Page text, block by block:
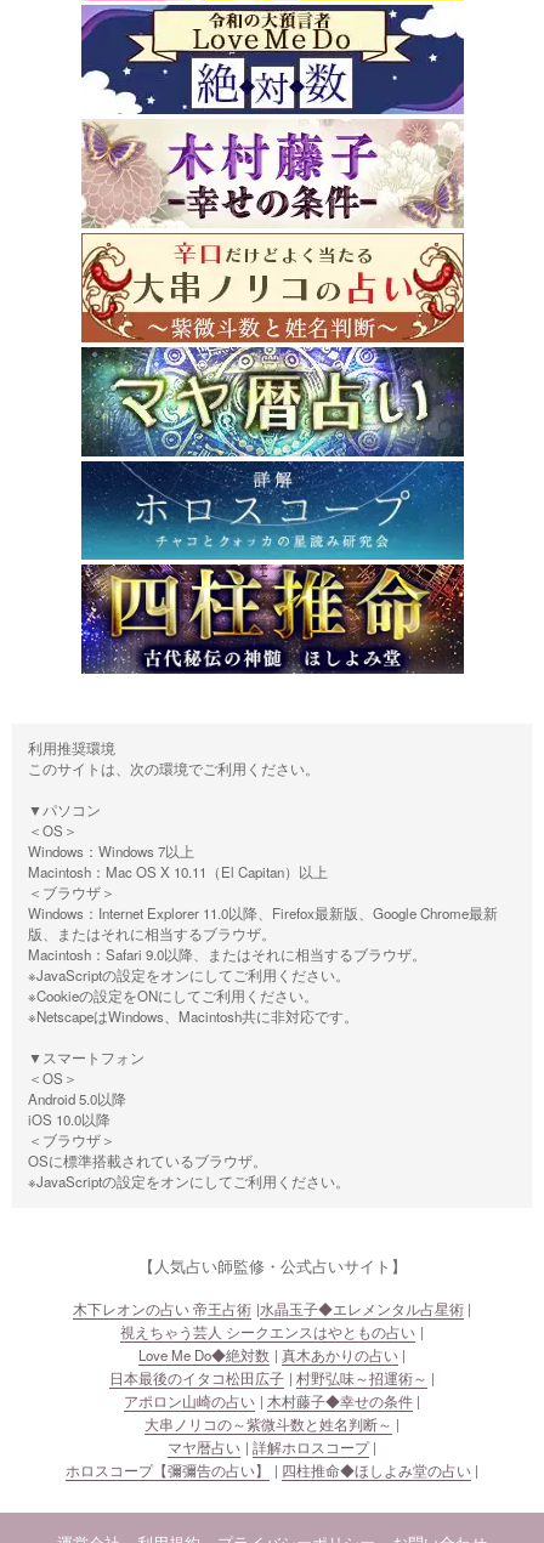
利用推奨環境
このサイトは、次の環境でご利用ください。
▼パソコン
＜OS＞
Windows：Windows 7以上
Macintosh：Mac OS X 10.11（El Capitan）以上
＜ブラウザ＞
Windows：Internet Explorer 11.0以降、Firefox最新版、Google Chrome最新
版、またはそれに相当するブラウザ。
Macintosh：Safari 9.0以降、またはそれに相当するブラウザ。
※JavaScriptの設定をオンにしてご利用ください。
※Cookieの設定をONにしてご利用ください。
※NetscapeはWindows、Macintosh共に非対応です。
▼スマートフォン
＜OS＞
Android 5.0以降
iOS 10.0以降
＜ブラウザ＞
OSに標準搭載されているブラウザ。
※JavaScriptの設定をオンにしてご利用ください。
【人気占い師監修・公式占いサイト】
木下レオンの占い 帝王占術 水晶玉子◆エレメンタル占星術
視えちゃう芸人 シークエンスはやともの占い
Love Me Do◆絶対数
真木あかりの占い
日本最後のイタコ松田広子
村野弘味～招運術～
アポロン山崎の占い
木村藤子◆幸せの条件
大串ノリコの～紫微斗数と姓名判断～
マヤ暦占い
詳解ホロスコープ
ホロスコープ【彌彌告の占い】
四柱推命◆ほしよみ堂の占い